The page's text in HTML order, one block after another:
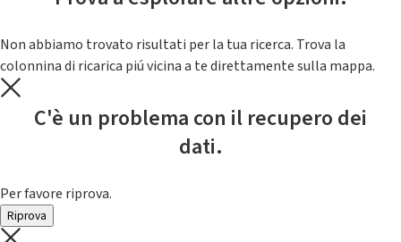
Non abbiamo trovato risultati per la tua ricerca. Trova la
colonnina di ricarica piú vicina a te direttamente sulla mappa.
C'è un problema con il recupero dei
dati.
Per favore riprova.
Riprova